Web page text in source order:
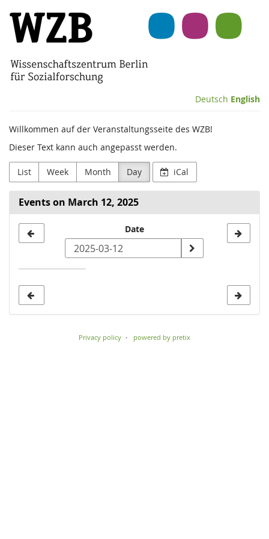
Skip to
main
content
Wissenschaftszentrum
Berlin
für
(WZB)
Deutsch English
Willkommen auf der Veranstaltungsseite des WZB!
Dieser Text kann auch angepasst werden.
List Week Month Day iCal
Events on March 12, 2025
date
Date
Privacy policy powered by pretix